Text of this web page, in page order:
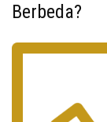
Berbeda?